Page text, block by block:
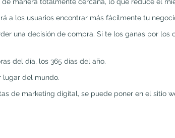
a los usuarios encontrar más fácilmente tu
una decisión de compra. Si te los ganas por los
del día, los 365 días del año.
lugar del mundo.
de marketing digital, se puede poner en el sitio